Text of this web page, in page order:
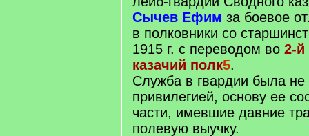
Сычев Ефим за боевое
в полковники со
1915 г. с переводом во 2-й
казачий полк5.
Служба в гвардии была не
привилегией, основу ее
части, имевшие давние
полевую выучку.